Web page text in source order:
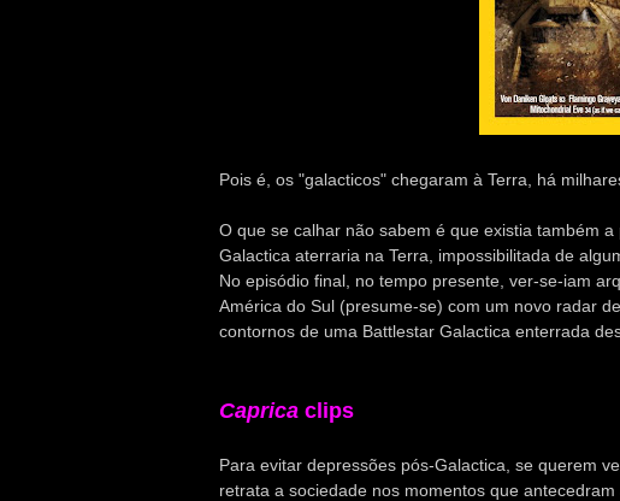
Pois é, os "galacticos" chegaram à Terra, há
O que se calhar não sabem é que existia também
Galactica aterraria na Terra, impossibilitada de
No episódio final, no tempo presente, ver-se-iam
América do Sul (presume-se) com um novo radar
contornos de uma Battlestar Galactica enterrada
Caprica clips
Para evitar depressões pós-Galactica, se querem
retrata a sociedade nos momentos que